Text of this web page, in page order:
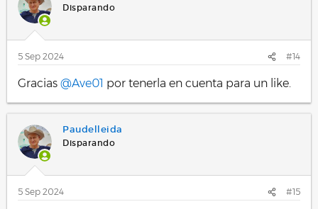
Disparando
5 Sep 2024 #14
Gracias @Ave01 por tenerla en cuenta para un like.
Paudelleida
Disparando
5 Sep 2024 #15